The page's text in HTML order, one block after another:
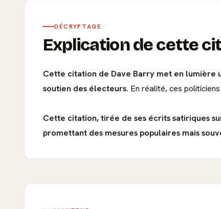
DÉCRYPTAGE
Explication de cette
Cette citation de Dave Barry met en lumière
soutien des électeurs. En réalité, ces
Cette citation, tirée de ses écrits satiriques
promettant des mesures populaires mais